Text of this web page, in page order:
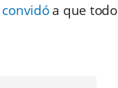
convidóa que todo